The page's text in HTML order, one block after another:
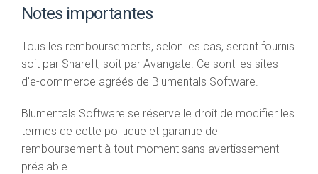
Notes importantes
Tous les remboursements, selon les cas, seront fournis
soit par ShareIt, soit par Avangate. Ce sont les sites
d'e-commerce agréés de Blumentals Software.
Blumentals Software se réserve le droit de modifier les
termes de cette politique et garantie de
remboursement à tout moment sans avertissement
préalable.